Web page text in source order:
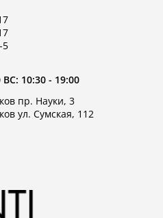
5
10:30 - 19:00
пр. Науки, 3
ул. Сумская, 112